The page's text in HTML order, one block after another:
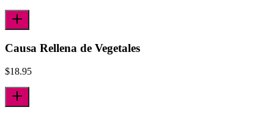
Causa Rellena de Vegetales
$18.95